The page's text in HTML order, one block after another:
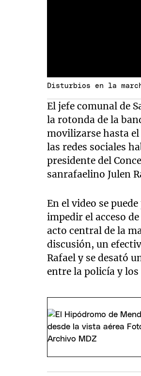
Disturbios en la
El jefe comunal de
la rotonda de la
movilizarse hasta
las redes sociales
presidente del
sanrafaelino Julen
En el video se
impedir el acceso
acto central de la
discusión, un
Rafael y se desató
entre la policía y